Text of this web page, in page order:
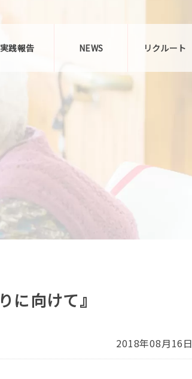
実践報告 NEWS リクルート
向けて』
2018年08月16日